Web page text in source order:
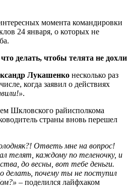
момента командировки
24 января, о которых не
делать, чтобы телята не дохли
Лукашенко несколько раз
когда заявил о действиях
.
Шкловского райисполкома
страны вновь перешел
Ответь мне на вопрос!
телят, каждому по теленочку, и
до весны, вот тебе деньги.
делать, почему ты не поступил
– поделился лайфхаком